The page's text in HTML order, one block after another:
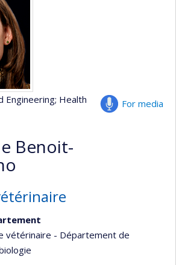
For media
Engineering; Health
Benoit-
vétérinaire - Département de